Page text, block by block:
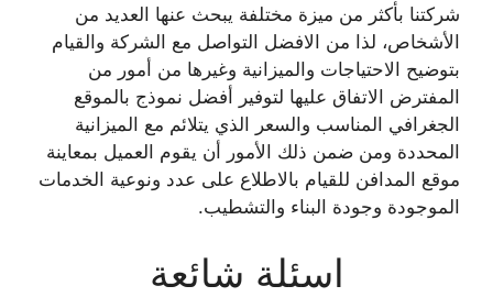
شركتنا بأكثر من ميزة مختلفة يبحث عنها العديد من
الأشخاص، لذا من الافضل التواصل مع الشركة والقيام
بتوضيح الاحتياجات والميزانية وغيرها من أمور من
المفترض الاتفاق عليها لتوفير أفضل نموذج بالموقع
الجغرافي المناسب والسعر الذي يتلائم مع الميزانية
المحددة ومن ضمن ذلك الأمور أن يقوم العميل بمعاينة
موقع المدافن للقيام بالاطلاع على عدد ونوعية الخدمات
الموجودة وجودة البناء والتشطيب.
اسئلة شائعة